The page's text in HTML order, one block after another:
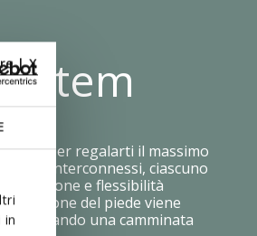
in
| X
per regalarti il massimo
strati interconnessi, ciascuno
e flessibilità
pressione del piede viene
una camminata